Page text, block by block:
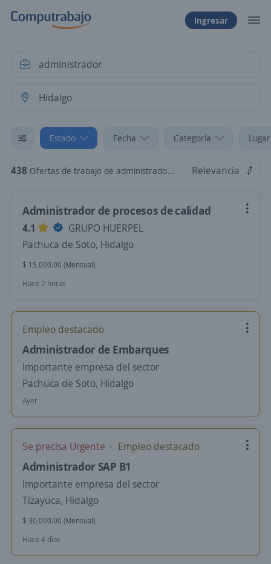
Ingresar
Estado Fecha Categoría
438 Ofertas de trabajo de administrador en Hidalgo Relevancia
Administrador de procesos de calidad
4.1
GRUPO HUERPEL
Pachuca de Soto, Hidalgo
$ 15,000.00 (Mensual)
Hace 2 horas
Empleo destacado
Administrador de Embarques
Importante empresa del sector
Pachuca de Soto, Hidalgo
Ayer
Se precisa Urgente Empleo destacado
Administrador SAP B1
Importante empresa del sector
Tizayuca, Hidalgo
$ 30,000.00 (Mensual)
Hace 4 días